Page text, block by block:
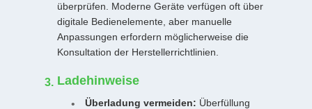
überprüfen. Moderne Geräte verfügen oft über
digitale Bedienelemente, aber manuelle
Anpassungen erfordern möglicherweise die
Konsultation der Herstellerrichtlinien.
Ladehinweise
Überladung vermeiden: Überfüllung